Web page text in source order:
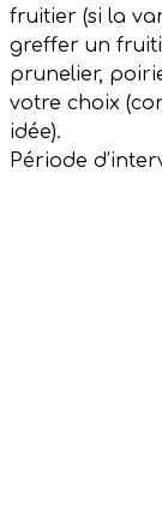
fruitier (si la
greffer un
prunelier,
votre choix
idée).
Période